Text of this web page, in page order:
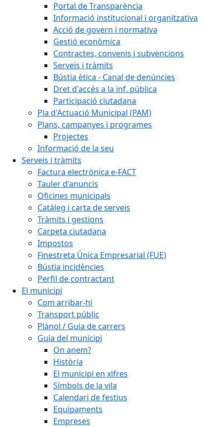
Portal de Transparència
Informació institucional i organitzativa
Acció de govern i normativa
Gestió econòmica
Contractes, convenis i subvencions
Serveis i tràmits
Bústia ètica - Canal de denúncies
Dret d'accés a la inf. pública
Participació ciutadana
Pla d'Actuació Municipal (PAM)
Plans, campanyes i programes
Projectes
Informació de la seu
Serveis i tràmits
Factura electrònica e-FACT
Tauler d'anuncis
Oficines municipals
Catàleg i carta de serveis
Tràmits i gestions
Carpeta ciutadana
Impostos
Finestreta Única Empresarial (FUE)
Bústia incidències
Perfil de contractant
El municipi
Com arribar-hi
Transport públic
Plànol / Guia de carrers
Guia del municipi
On anem?
Història
El municipi en xifres
Símbols de la vila
Calendari de festius
Equipaments
Empreses